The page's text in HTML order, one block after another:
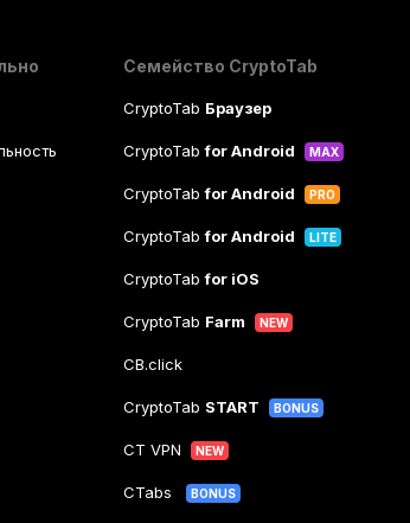
Семейство CryptoTab
CryptoTab Браузер
CryptoTabfor Android MAX
CryptoTabfor Android PRO
CryptoTabfor Android LITE
CryptoTabfor iOS
CryptoTab Farm NEW
CB.click
CryptoTab START BONUS
CT VPN NEW
CTabs BONUS